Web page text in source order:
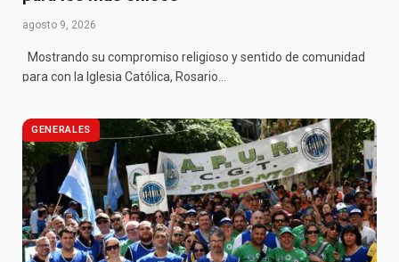
agosto 9, 2026
Mostrando su compromiso religioso y sentido de comunidad
para con la Iglesia Católica, Rosario…
GENERALES